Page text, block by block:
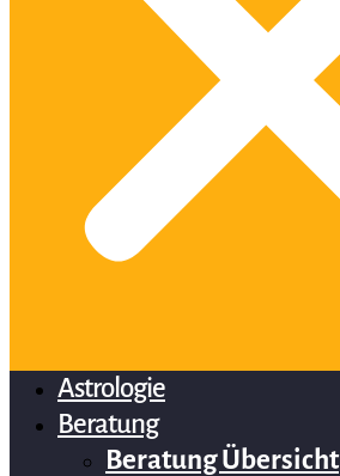
Astrologie
Beratung
Beratung Übersicht